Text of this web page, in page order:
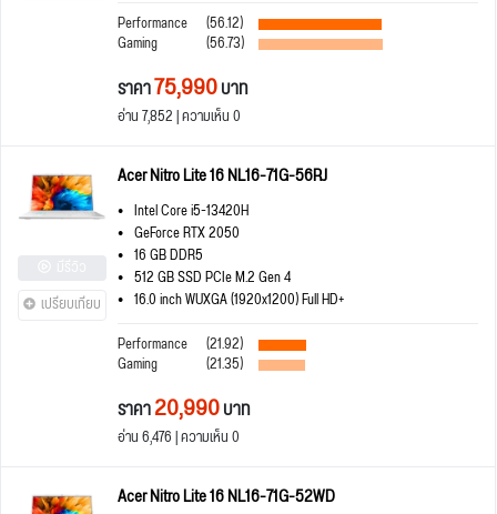
Performance
(56.12)
Gaming (56.73)
ราคา75,990บาท
อ่าน 7,852 | ความเห็น 0
เปรียบเทียบ
Acer Nitro Lite 16 NL16-71G-56RJ
Intel Core i5-13420H
GeForce RTX 2050
16 GB DDR5
512 GB SSD PCIe M.2 Gen 4
16.0 inch WUXGA (1920x1200) Full HD+
Performance
(21.92)
Gaming (21.35)
ราคา20,990บาท
อ่าน 6,476 | ความเห็น 0
Acer Nitro Lite 16 NL16-71G-52WD